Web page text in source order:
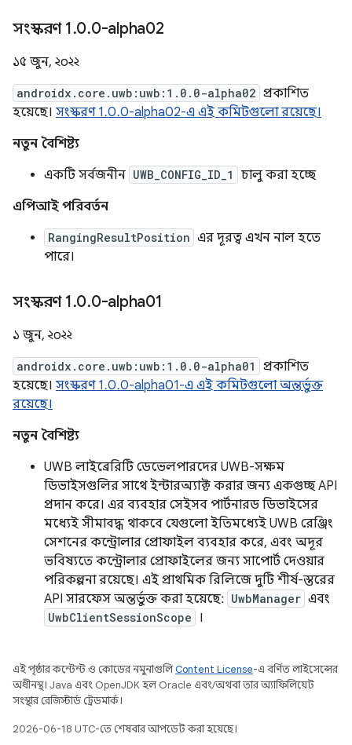
সংস্করণ 1.0.0-alpha02
১৫ জুন, ২০২২
androidx.core.uwb:uwb:1.0.0-alpha02 প্রকাশিত
হয়েছে। সংস্করণ 1.0.0-alpha02-এ এই কমিটগুলো রয়েছে।
নতুন বৈশিষ্ট্য
একটি সর্বজনীন UWB_CONFIG_ID_1
চালু করা হচ্ছে
এপিআই পরিবর্তন
RangingResultPosition এর দূরত্ব এখন নাল হতে
পারে।
সংস্করণ 1.0.0-alpha01
১ জুন, ২০২২
androidx.core.uwb:uwb:1.0.0-alpha01
প্রকাশিত
হয়েছে। সংস্করণ 1.0.0-alpha01-এ এই কমিটগুলো অন্তর্ভুক্ত
রয়েছে।
নতুন বৈশিষ্ট্য
UWB লাইব্রেরিটি ডেভেলপারদের UWB-সক্ষম
ডিভাইসগুলির সাথে ইন্টারঅ্যাক্ট করার জন্য একগুচ্ছ API
প্রদান করে। এর ব্যবহার সেইসব পার্টনারড ডিভাইসের
মধ্যেই সীমাবদ্ধ থাকবে যেগুলো ইতিমধ্যেই UWB রেঞ্জিং
সেশনের কন্ট্রোলার প্রোফাইল ব্যবহার করে, এবং অদূর
ভবিষ্যতে কন্ট্রোলার প্রোফাইলের জন্য সাপোর্ট দেওয়ার
পরিকল্পনা রয়েছে। এই প্রাথমিক রিলিজে দুটি শীর্ষ-স্তরের
API সারফেস অন্তর্ভুক্ত করা হয়েছে: UwbManager এবং
UwbClientSessionScope ।
এই পৃষ্ঠার কন্টেন্ট ও কোডের নমুনাগুলিContent License-এ বর্ণিত লাইসেন্সের
অধীনস্থ। Java এবং OpenJDK হল Oracle এবং/অথবা তার অ্যাফিলিয়েট
সংস্থার রেজিস্টার্ড ট্রেডমার্ক।
2026-06-18 UTC-তে শেষবার আপডেট করা হয়েছে।